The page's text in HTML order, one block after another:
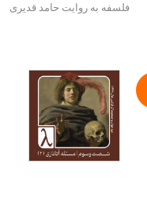
فلسفه به روایت حامد قدیری